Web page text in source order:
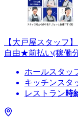
【大戸屋スタッフ
自由★前払い(稼働
ホールスタッ
キッチンスタ
レストラン時